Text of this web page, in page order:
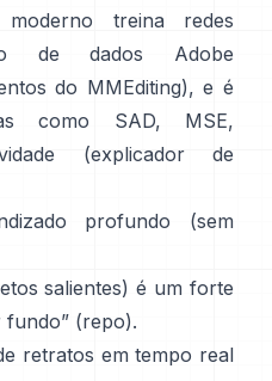
moderno treina redes
de dados Adobe
do MMEditing), e é
como
SAD, MSE,
(explicador de
profundo (sem
salientes) é um forte
fundo” (repo).
retratos em tempo real